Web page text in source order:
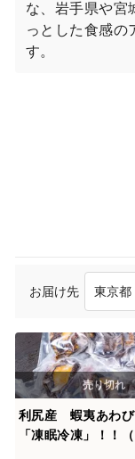
な、岩手県や宮
っとした食感の
す。
お届け先
利尻産 蝦夷あわ
「凍眠冷凍」！！